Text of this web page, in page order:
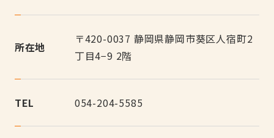
所在地
〒420-0037 静岡県静岡市葵区人宿町2
丁目4−9 2階
TEL 054-204-5585